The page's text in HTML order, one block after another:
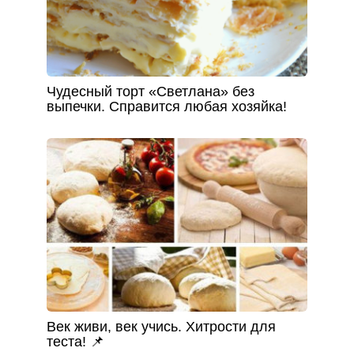
Чудесный торт «Светлана» без
выпечки. Справится любая хозяйка!
Век живи, век учись. Хитрости для
теста! 📌